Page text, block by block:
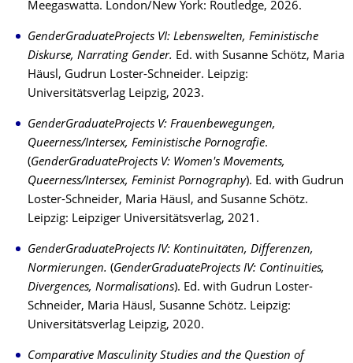
Meegaswatta. London/New York: Routledge, 2026.
GenderGraduateProjects VI: Lebenswelten, Feministische
Diskurse, Narrating Gender. Ed. with Susanne Schötz, Maria
Häusl, Gud­run Loster-Schneider. Leipzig:
Universitätsverlag Leip­zig, 2023.
GenderGraduateProjects V: Frauenbewegungen,
Queerness/Intersex, Feministische Pornografie.
(GenderGraduateProjects V: Women's Movements,
Queerness/Intersex, Feminist Pornography). Ed. with Gudrun
Loster-Schneider, Maria Häusl, and Susanne Schötz.
Leipzig: Leipziger Universitätsverlag, 2021.
GenderGraduateProjects IV: Kontinuitäten, Differenzen,
Normierungen. (GenderGraduateProjects IV: Continuities,
Divergences, Normalisations). Ed. with Gudrun Loster-
Schneider, Maria Häusl, Susanne Schötz. Leipzig:
Universitätsverlag Leip­zig, 2020.
Comparative Masculinity Studies and the Question of